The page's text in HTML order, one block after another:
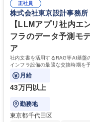
安心して業務に取り組めま
体制強化の募集です。 募集職種 【土木設計】経験者（3年以上）大歓迎／
年休124日／福利厚生◎
提案を行い、お客様の課題
きます。 ■育成に自信有り！
育成するカルチャーが根付いています。 学歴・資格
専 語学力： 資格：
正社員
株式会社東京設計事務所
【LLMアプリ社内エ
フラのデータ予測モ
ア
社内文書を活用するRAG等AI基盤
インフラ設備の最適な交換時期を
を推進する役割です。
月給
43万円以上
勤務地
東京都千代田区